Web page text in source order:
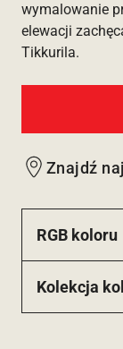
wymalowanie
elewacji
Tikkurila.
Znajdź
RGB koloru
Kolekcja